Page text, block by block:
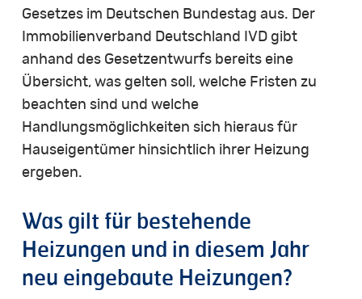
Gesetzes im Deutschen Bundestag aus. Der
Immobilienverband Deutschland IVD gibt
anhand des Gesetzentwurfs bereits eine
Übersicht, was gelten soll, welche Fristen zu
beachten sind und welche
Handlungsmöglichkeiten sich hieraus für
Hauseigentümer hinsichtlich ihrer Heizung
ergeben.
Was gilt für bestehende
Heizungen und in diesem Jahr
neu eingebaute Heizungen?